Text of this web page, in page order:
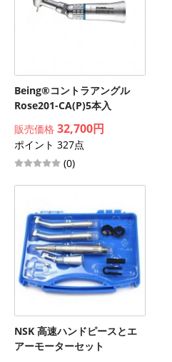
Being®コントラアングル
Rose201-CA(P)5本入
販売価格 32,700円
ポイント 327点
(0)
NSK 高速ハンドピースとエ
アーモーターセット